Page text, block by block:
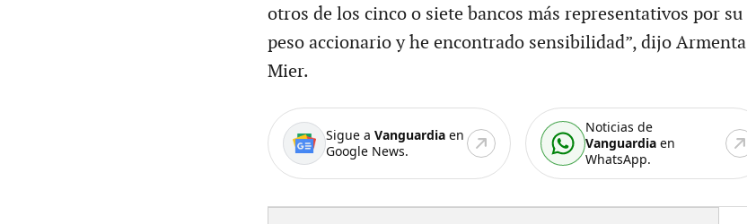
otros de los cinco o siete bancos más representativos por su
peso accionario y he encontrado sensibilidad”, dijo Armenta
Mier.
Sigue a Vanguardiaen
Google News.
Noticias de
Vanguardia en
WhatsApp.